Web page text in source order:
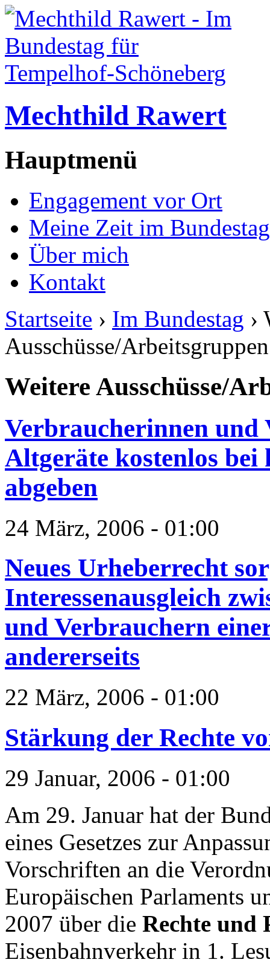
Mechthild Rawert
Hauptmenü
Engagement vor Ort
Meine Zeit im Bundestag
Über mich
Kontakt
Startseite › Im Bundestag ›
Ausschüsse/Arbeitsgruppen
Weitere Ausschüsse/
Verbraucherinnen und
Altgeräte kostenlos bei
abgeben
24 März, 2006 - 01:00
Neues Urheberrecht
Interessenausgleich
und Verbrauchern
andererseits
22 März, 2006 - 01:00
Stärkung der Rechte
29 Januar, 2006 - 01:00
Am 29. Januar hat der
eines Gesetzes zur
Vorschriften an die
Europäischen Parlaments
2007 über die Rechte und
Eisenbahnverkehr in 1.